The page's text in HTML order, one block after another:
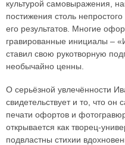
культурой самовыражения,
постижения столь
его результатов. Многие
гравированные инициалы –
ставил свою рукотворную
необычайно ценны.
О серьёзной увлечённости
свидетельствует и то, что он
печати офортов и
открывается как творец-
подвластны стихии